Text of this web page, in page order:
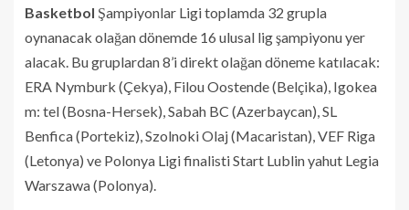
Basketbol Şampiyonlar Ligi toplamda 32 grupla
oynanacak olağan dönemde 16 ulusal lig şampiyonu yer
alacak. Bu gruplardan 8’i direkt olağan döneme katılacak:
ERA Nymburk (Çekya), Filou Oostende (Belçika), Igokea
m: tel (Bosna-Hersek), Sabah BC (Azerbaycan), SL
Benfica (Portekiz), Szolnoki Olaj (Macaristan), VEF Riga
(Letonya) ve Polonya Ligi finalisti Start Lublin yahut Legia
Warszawa (Polonya).